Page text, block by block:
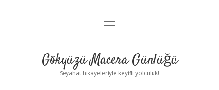
Anasayfa
Yasal Uyarı
menüyü
Gökyüzü Macera Günlüğü
Seyahat hikayeleriyle keyifli yolculuk!